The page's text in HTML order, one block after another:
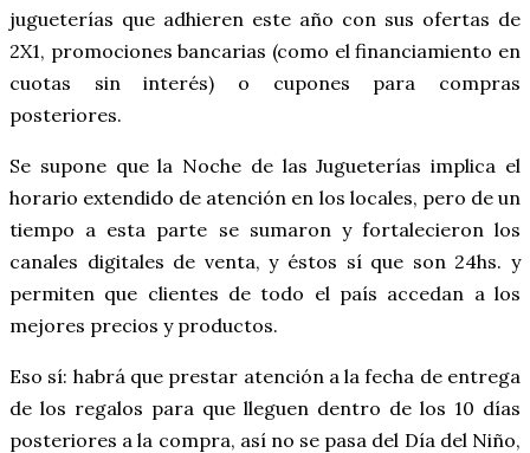
jugueterías que adhieren este año con sus ofertas de
2X1, promociones bancarias (como el financiamiento en
cuotas sin interés) o cupones para compras
posteriores.
Se supone que la Noche de las Jugueterías implica el
horario extendido de atención en los locales, pero de un
tiempo a esta parte se sumaron y fortalecieron los
canales digitales de venta, y éstos sí que son 24hs. y
permiten que clientes de todo el país accedan a los
mejores precios y productos.
Eso sí: habrá que prestar atención a la fecha de entrega
de los regalos para que lleguen dentro de los 10 días
posteriores a la compra, así no se pasa del Día del Niño,